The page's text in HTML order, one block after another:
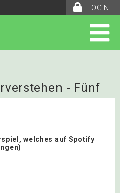
LOGIN
- Fünf
Entführung im
welches auf Spotify